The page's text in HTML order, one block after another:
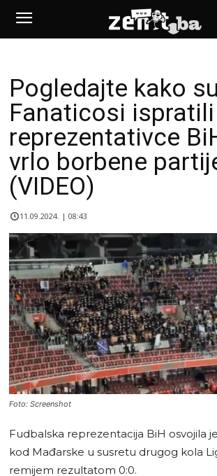
Pogledajte kako
Fanaticosi ispratili
reprezentativce
vrlo borbene
(VIDEO)
11.09.2024. | 08:43
Foto: Screenshot
Fudbalska reprezentacija BiH osvojila
kod Mađarske u susretu drugog kola
remijem rezultatom 0:0.